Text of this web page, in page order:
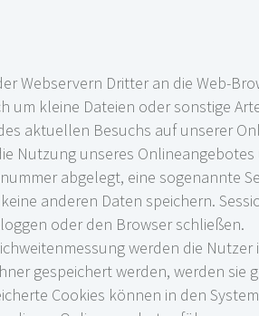
Webservern Dritter an die Web-
um kleine Dateien oder sonstige
aktuellen Besuchs auf unserer
Nutzung unseres
abgelegt, eine sogenannte
anderen Daten speichern.
oder den Browser schließen.
werden die
gespeichert werden, werden
Cookies können in den